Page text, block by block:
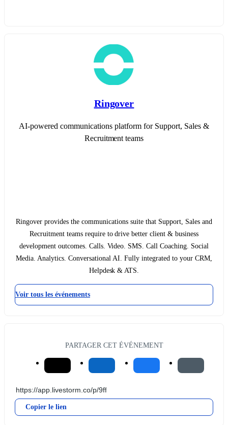
Ringover
AI-powered communications platform for Support, Sales &
Recruitment teams
Ringover provides the communications suite that Support, Sales and
Recruitment teams require to drive better client & business
development outcomes. Calls. Video. SMS. Call Coaching. Social
Media. Analytics. Conversational AI. Fully integrated to your CRM,
Helpdesk & ATS.
Voir tous les événements
PARTAGER CET ÉVÉNEMENT
Copier le lien